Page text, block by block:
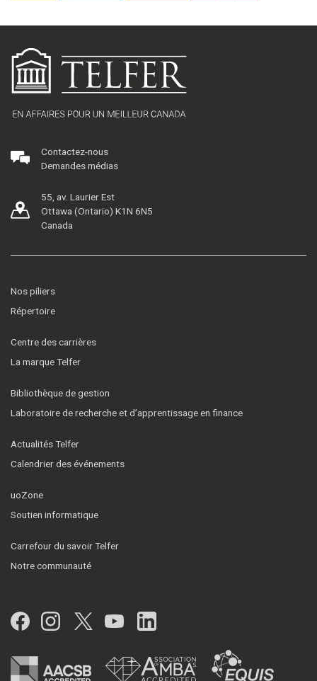
Contactez-nous
Demandes médias
55, av. Laurier Est
Ottawa (Ontario) K1N 6N5
Canada
Nos piliers
Répertoire
Centre des carrières
La marque Telfer
Bibliothèque de gestion
Laboratoire de recherche et d’apprentissage en finance
Actualités Telfer
Calendrier des événements
uoZone
Soutien informatique
Carrefour du savoir Telfer
Notre communauté
Facebook
Instagram
Twitter
YouTubeLinkedIn